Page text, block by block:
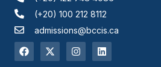
(+20) 100 212 8112
admissions@bccis.ca